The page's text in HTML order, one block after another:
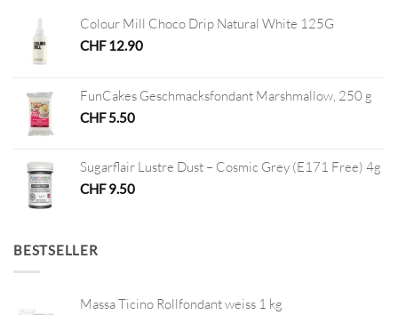
Colour Mill Choco Drip Natural White 125G
CHF12.90
FunCakes Geschmacksfondant Marshmallow, 250 g
CHF5.50
Sugarflair Lustre Dust – Cosmic Grey (E171 Free) 4g
CHF9.50
BESTSELLER
Massa Ticino Rollfondant weiss 1 kg